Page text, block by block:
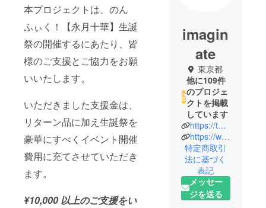
本プロジェクトは、のん
ふぃく！【永月十華】生誕
祭の開催するにあたり、皆
様のご支援とご協力をお願
いいたします。
いただきました支援金は、
リターン品に加え生誕祭を
豪華にすべくイベント開催
費用に充てさせていただき
ます。
¥10,000 以上のご支援をい
imagin
ate
東京都
他に109件
のプロジェ
クトを掲載
しています
https://twitter.com/heroines_idol/
https://www.imaginate.jp/
特定商取引
法に基づく
表記
メッセー
ジを送る